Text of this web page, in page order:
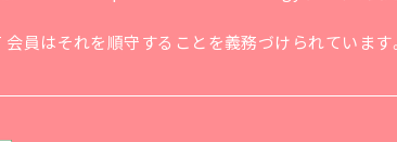
員はそれを順守することを義務づけられています